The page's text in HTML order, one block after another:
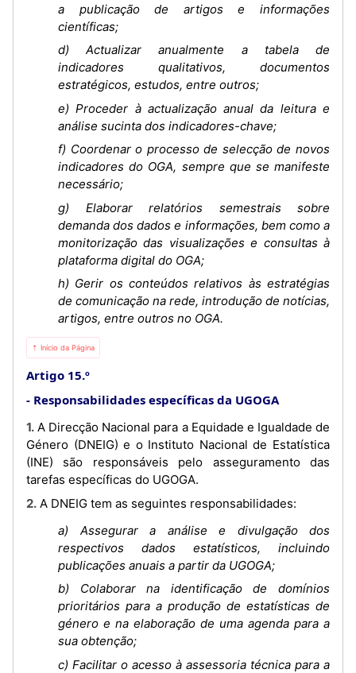
a publicação de artigos e informações
científicas;
d) Actualizar anualmente a tabela de
indicadores qualitativos, documentos
estratégicos, estudos, entre outros;
e) Proceder à actualização anual da leitura e
análise sucinta dos indicadores-chave;
f) Coordenar o processo de selecção de novos
indicadores do OGA, sempre que se manifeste
necessário;
g) Elaborar relatórios semestrais sobre
demanda dos dados e informações, bem como a
monitorização das visualizações e consultas à
plataforma digital do OGA;
h) Gerir os conteúdos relativos às estratégias
de comunicação na rede, introdução de notícias,
artigos, entre outros no OGA.
⇡ Início da Página
Artigo 15.º
Responsabilidades específicas da UGOGA
1. A Direcção Nacional para a Equidade e Igualdade de
Género (DNEIG) e o Instituto Nacional de Estatística
(INE) são responsáveis pelo asseguramento das
tarefas específicas do UGOGA.
2. A DNEIG tem as seguintes responsabilidades:
a) Assegurar a análise e divulgação dos
respectivos dados estatísticos, incluindo
publicações anuais a partir da UGOGA;
b) Colaborar na identificação de domínios
prioritários para a produção de estatísticas de
género e na elaboração de uma agenda para a
sua obtenção;
c) Facilitar o acesso à assessoria técnica para a